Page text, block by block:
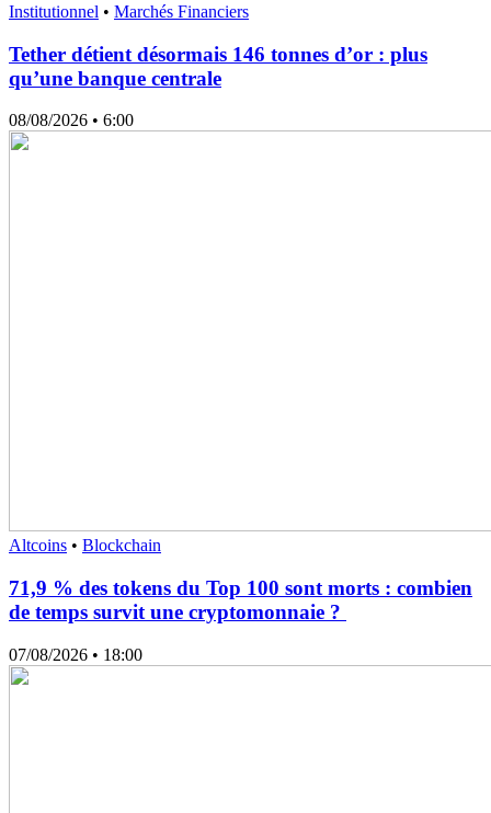
Institutionnel • Marchés Financiers
Tether détient désormais 146 tonnes d’or : plus
qu’une banque centrale
08/08/2026 • 6:00
Altcoins • Blockchain
71,9 % des tokens du Top 100 sont morts : combien
de temps survit une cryptomonnaie ?
07/08/2026 • 18:00